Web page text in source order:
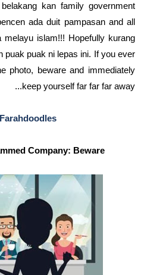
kan family government
ada duit pampasan and all
islam!!! Hopefully kurang
puak puak ni lepas ini. If you ever
photo, beware and immediately
keep yourself far far far away...
Farahdoodles
Company: Beware!